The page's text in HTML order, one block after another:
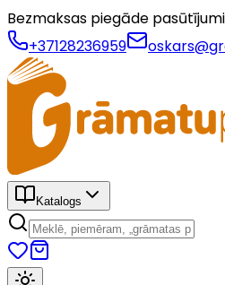
Bezmaksas piegāde
+37128236959
Katalogs